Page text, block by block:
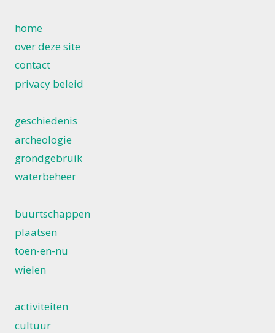
home
over deze site
contact
privacy beleid
geschiedenis
archeologie
grondgebruik
waterbeheer
buurtschappen
plaatsen
toen-en-nu
wielen
activiteiten
cultuur